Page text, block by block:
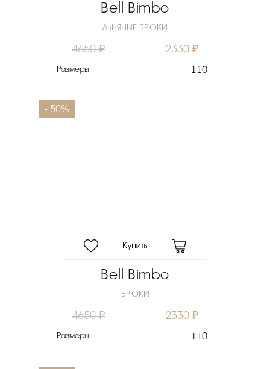
Bell Bimbo
ЛЬНЯНЫЕ БРЮКИ
4650 ₽ 2330 ₽
Размеры 110
- 50%
Bell Bimbo
БРЮКИ
4650 ₽ 2330 ₽
Размеры 110